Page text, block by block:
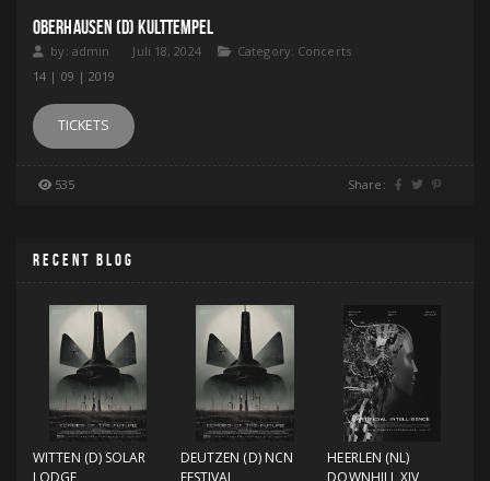
OBERHAUSEN (D) KULTTEMPEL
by: admin Juli 18, 2024 Category: Concerts
14 | 09 | 2019
TICKETS
535 Share:
RECENT BLOG
WITTEN (D) SOLAR
LODGE
DEUTZEN (D) NCN
FESTIVAL
HEERLEN (NL)
DOWNHILL XIV